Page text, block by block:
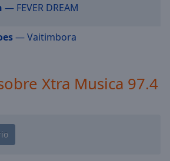
— FEVER DREAM
— Vaitimbora
Xtra Musica 97.4